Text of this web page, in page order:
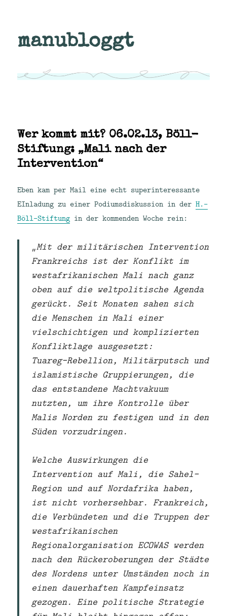
manubloggt
Wer kommt mit? 06.02.13, Böll-
Stiftung: „Mali nach der
Intervention“
Eben kam per Mail eine echt superinteressante
EInladung zu einer Podiumsdiskussion in derH.-
Böll-Stiftung in der kommenden Woche rein:
„Mit der militärischen Intervention
Frankreichs ist der Konflikt im
westafrikanischen Mali nach ganz
oben auf die weltpolitische Agenda
gerückt. Seit Monaten sahen sich
die Menschen in Mali einer
vielschichtigen und komplizierten
Konfliktlage ausgesetzt:
Tuareg-Rebellion, Militärputsch und
islamistische Gruppierungen, die
das entstandene Machtvakuum
nutzten, um ihre Kontrolle über
Malis Norden zu festigen und in den
Süden vorzudringen.
Welche Auswirkungen die
Intervention auf Mali, die Sahel-
Region und auf Nordafrika haben,
ist nicht vorhersehbar. Frankreich,
die Verbündeten und die Truppen der
westafrikanischen
Regionalorganisation ECOWAS werden
nach den Rückeroberungen der Städte
des Nordens unter Umständen noch in
einen dauerhaften Kampfeinsatz
gezogen. Eine politische Strategie